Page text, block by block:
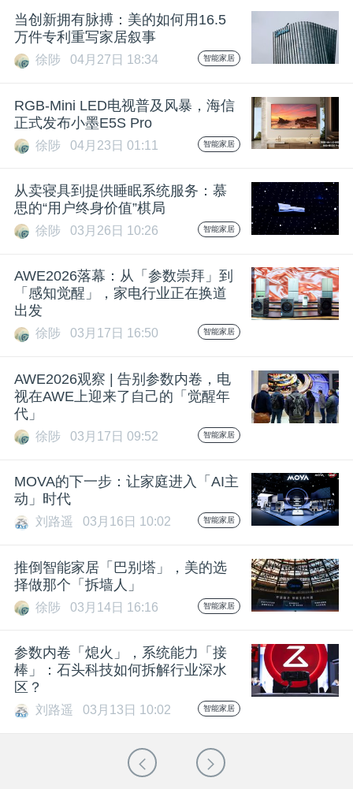
当创新拥有脉搏：美的如何用16.5
万件专利重写家居叙事
徐陟 04月27日 18:34 智能家居
RGB-Mini LED电视普及风暴，海信
正式发布小墨E5S Pro
徐陟 04月23日 01:11 智能家居
从卖寝具到提供睡眠系统服务：慕
思的“用户终身价值”棋局
徐陟 03月26日 10:26 智能家居
AWE2026落幕：从「参数崇拜」到
「感知觉醒」，家电行业正在换道
出发
徐陟 03月17日 16:50 智能家居
AWE2026观察 | 告别参数内卷，电
视在AWE上迎来了自己的「觉醒年
代」
徐陟 03月17日 09:52 智能家居
MOVA的下一步：让家庭进入「AI主
动」时代
刘路遥 03月16日 10:02 智能家居
推倒智能家居「巴别塔」，美的选
择做那个「拆墙人」
徐陟 03月14日 16:16 智能家居
参数内卷「熄火」，系统能力「接
棒」：石头科技如何拆解行业深水
区？
刘路遥 03月13日 10:02 智能家居